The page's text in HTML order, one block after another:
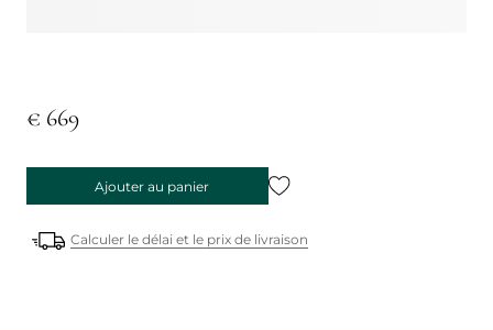
€ 669
Ajouter au panier
Calculer le délai et le prix de livraison